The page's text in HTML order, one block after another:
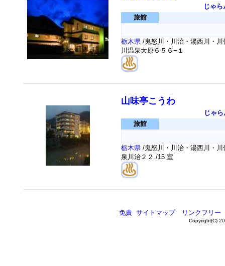
じゃら
旅館
栃木県 /鬼怒川・川治・湯西川・
川温泉大原６５６−１
山味亭こうわ
じゃ
旅館
栃木県 /鬼怒川・川治・湯西川・
泉川治２２ /15 室
免責 サイトマップ リンクフリー
Copyright(C)